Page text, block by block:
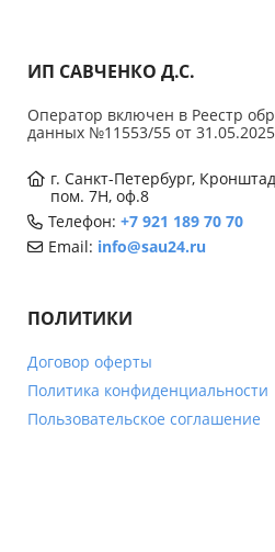
ИП САВЧЕНКО Д.С.
Оператор включен в Реестр
данных №11553/55 от 31.05.2025
г. Санкт-Петербург,
пом. 7Н, оф.8
Телефон: +7 921 189 70 70
Email: info@sau24.ru
ПОЛИТИКИ
Договор оферты
Политика конфиденциальности
Пользовательское соглашение